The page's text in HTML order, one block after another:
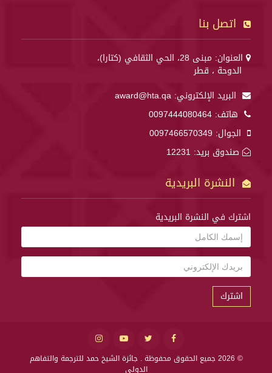
اتصل بنا
العنوان: مبنى 28، الحي الثقافي (كتارا)،
الدوحة ، قطر
البريد الإلكتروني: award@hta.qa
هاتف: 0097444080464
الجوال: 0097466570349
صندوق بريد: 12231
النشرة البريدية
اشترك في النشرة البريدية
اشترك
© 2026 جميع الحقوق محفوظة .
جائزة الشيخ حمد للترجمة والتفاهم
الدولي